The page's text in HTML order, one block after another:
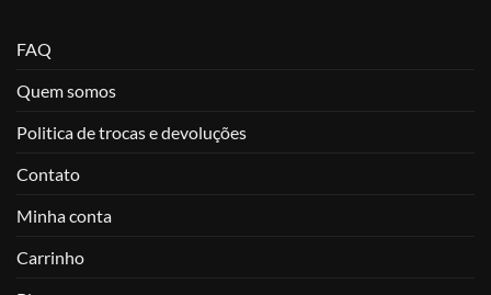
FAQ
Quem somos
Politica de trocas e devoluções
Contato
Minha conta
Carrinho